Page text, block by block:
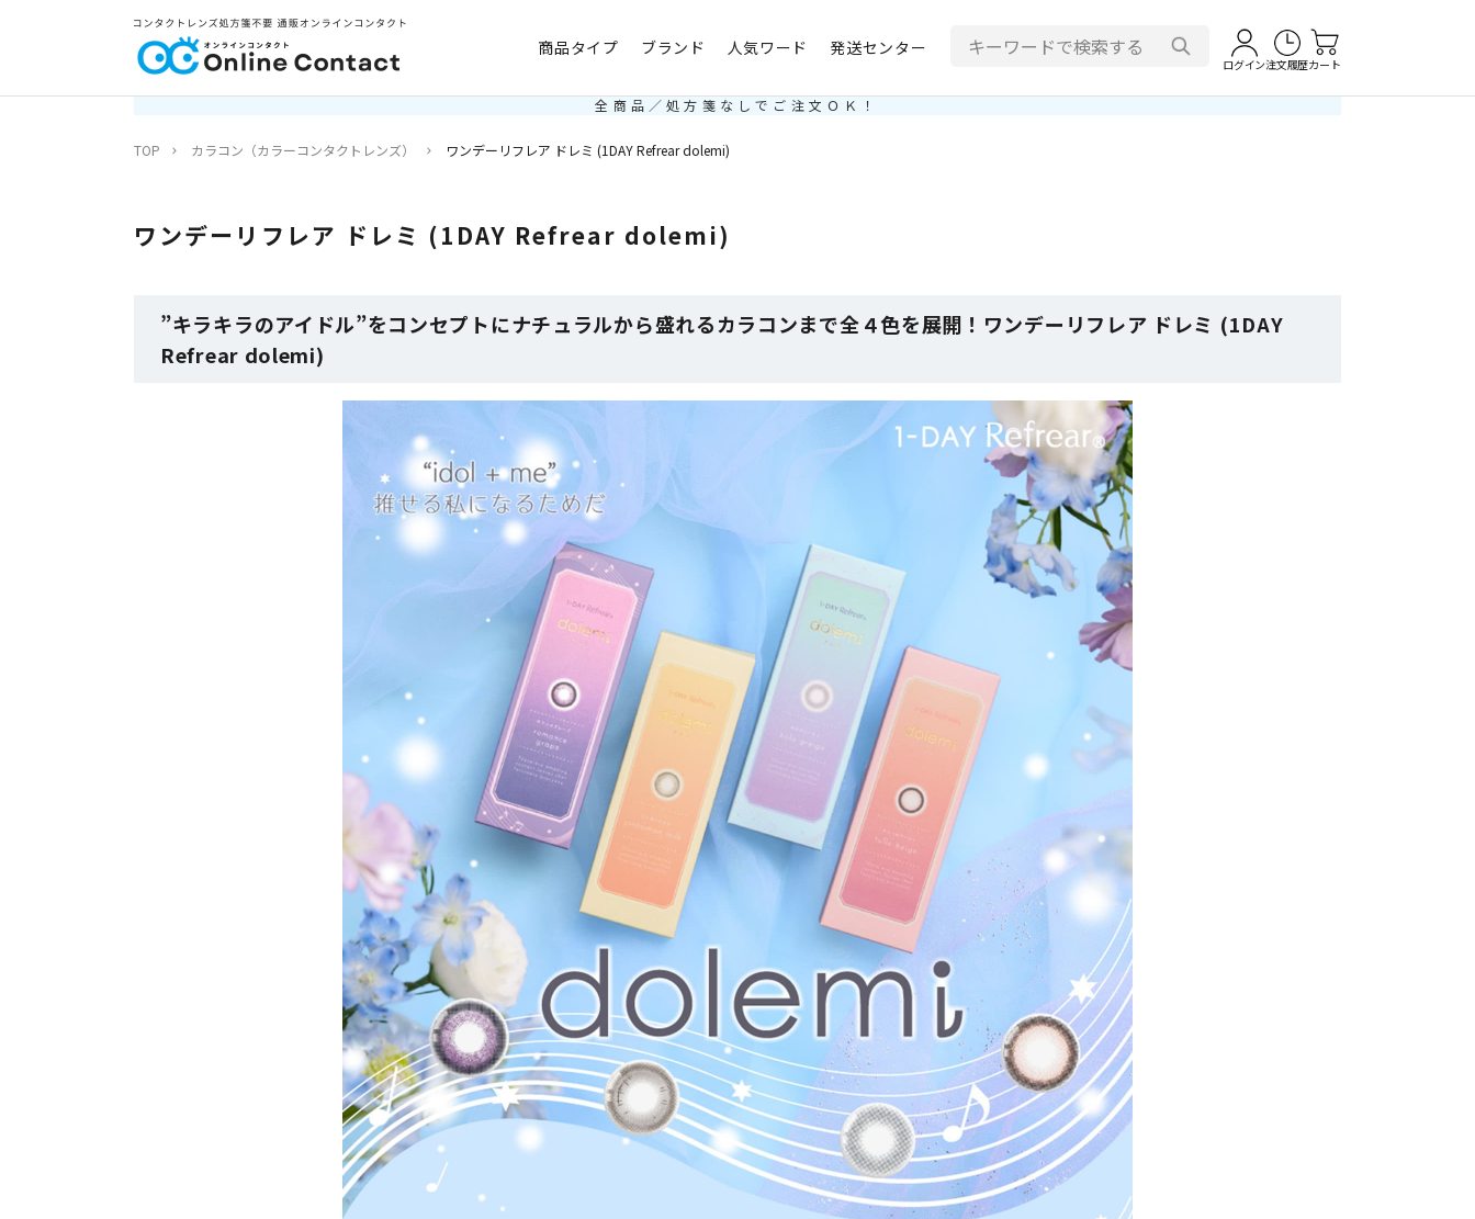
商品タイプ ブランド 人気ワード 発送センター
ログイン注文履歴カート
全商品／処方箋なしでご注文ＯＫ！
TOP カラコン（カラーコンタクトレンズ） ワンデーリフレア ドレミ (1DAY Refrear dolemi)
ワンデーリフレア ドレミ (1DAY Refrear dolemi)
”キラキラのアイドル”をコンセプトにナチュラルから盛れるカラコンまで全４色を展開！ワンデーリフレア ドレミ (1DAY
Refrear dolemi)